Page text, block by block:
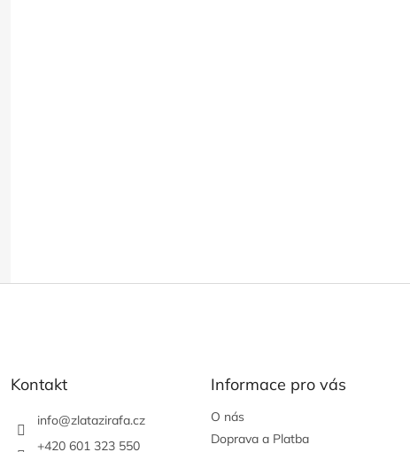
Kontakt
info@zlatazirafa.cz
+420 601 323 550
Informace pro vás
O nás
Doprava a Platba